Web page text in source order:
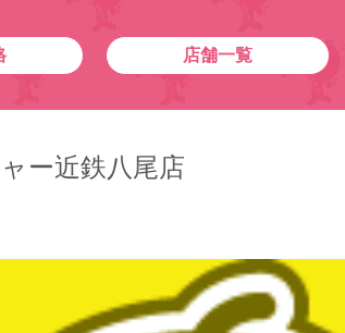
店舗一覧
ー近鉄八尾店